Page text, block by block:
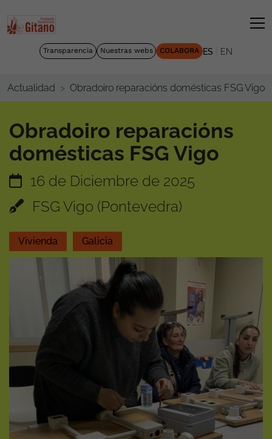
Transparencia Nuestras webs COLABORA ES EN
Actualidad Obradoiro reparacións domésticas FSG Vigo
Obradoiro reparacións
domésticas FSG Vigo
16 de Diciembre de 2025
FSG Vigo (Pontevedra)
Vivienda Galicia